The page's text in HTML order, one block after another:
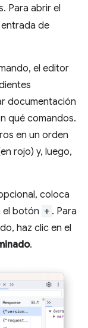
Para abrir el
de
el editor
documentación
qué comandos.
en un orden
rojo) y, luego,
coloca
el botón + . Para
haz clic en el
.